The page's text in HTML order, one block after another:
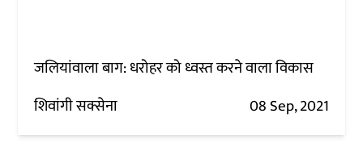
जलियांवाला बाग: धरोहर को ध्वस्त करने वाला विकास
शिवांगी सक्सेना
08 Sep, 2021